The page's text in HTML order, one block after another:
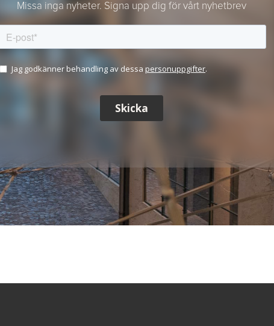
Missa inga nyheter. Signa upp dig för vårt nyhetbrev